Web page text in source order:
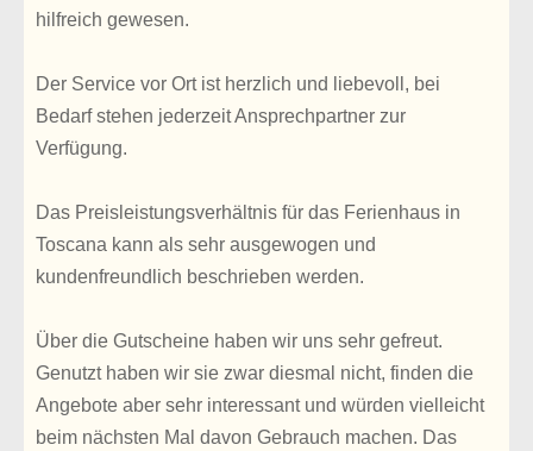
hilfreich gewesen.
Der Service vor Ort ist herzlich und liebevoll, bei
Bedarf stehen jederzeit Ansprechpartner zur
Verfügung.
Das Preisleistungsverhältnis für das Ferienhaus in
Toscana kann als sehr ausgewogen und
kundenfreundlich beschrieben werden.
Über die Gutscheine haben wir uns sehr gefreut.
Genutzt haben wir sie zwar diesmal nicht, finden die
Angebote aber sehr interessant und würden vielleicht
beim nächsten Mal davon Gebrauch machen. Das